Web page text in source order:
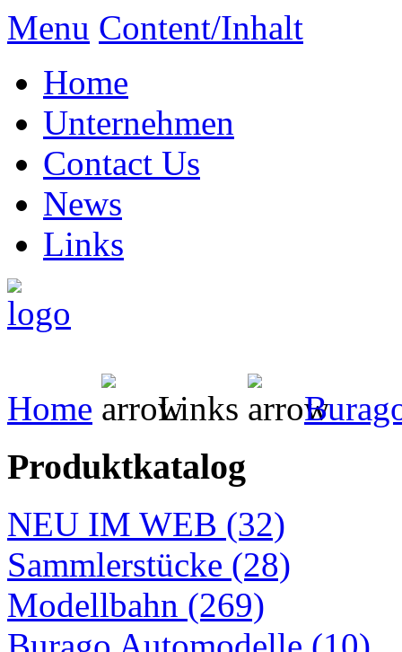
Menu Content/Inhalt
Home
Unternehmen
Contact Us
News
Links
Home Links
Produktkatalog
NEU IM WEB (32)
Sammlerstücke (28)
Modellbahn (269)